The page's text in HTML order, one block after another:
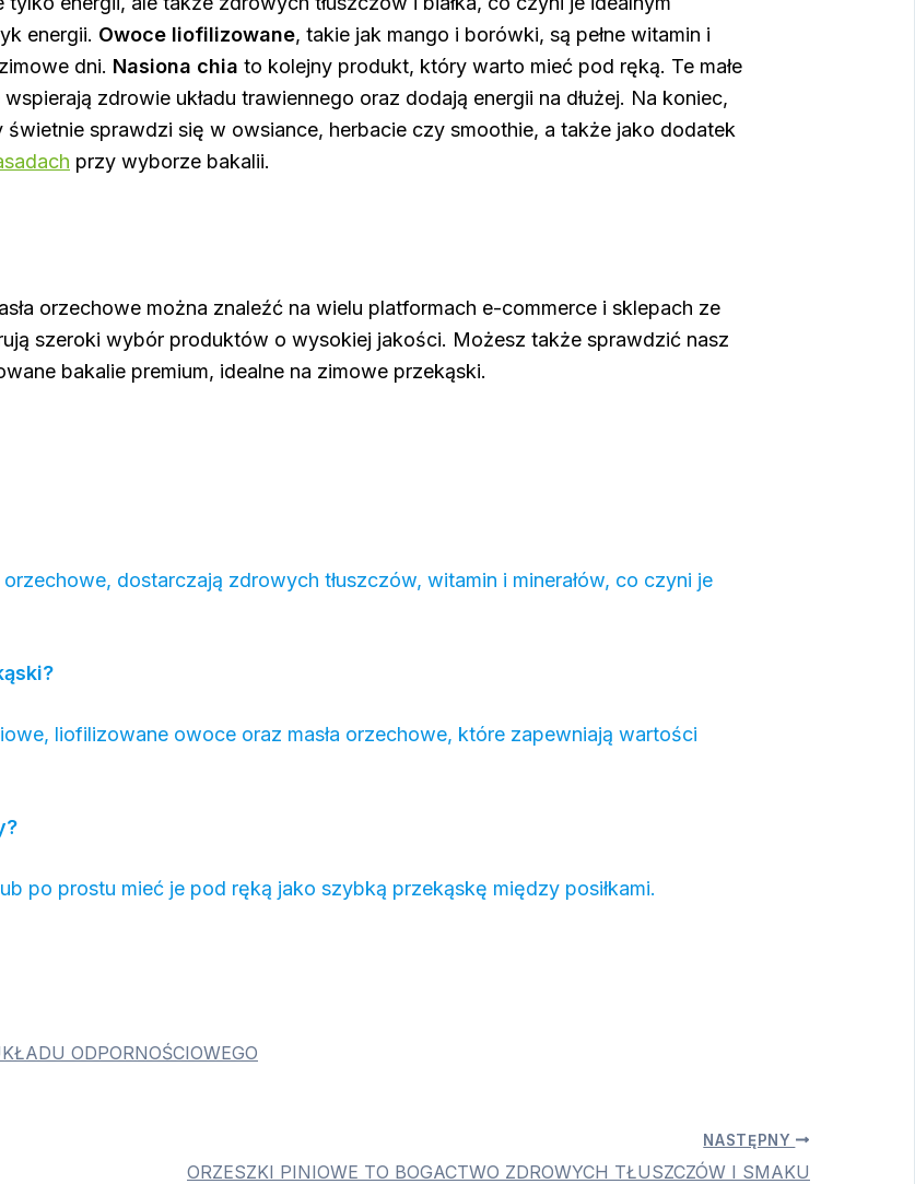
energii. Owoce liofilizowane, takie jak mango i borówki, są pełne witamin i
dni. Nasiona chia to kolejny produkt, który warto mieć pod ręką. Te małe
zdrowie układu trawiennego oraz dodają energii na dłużej. Na koniec,
świetnie sprawdzi się w owsiance, herbacie czy smoothie, a także jako dodatek
przy wyborze bakalii.
orzechowe można znaleźć na wielu platformach e-commerce i sklepach ze
szeroki wybór produktów o wysokiej jakości. Możesz także sprawdzić nasz
bakalie premium, idealne na zimowe przekąski.
dostarczają zdrowych tłuszczów, witamin i minerałów, co czyni je
liofilizowane owoce oraz masła orzechowe, które zapewniają wartości
po prostu mieć je pod ręką jako szybką przekąskę między posiłkami.
ODPORNOŚCIOWEGO
NASTĘPNY
ORZESZKI PINIOWE TO BOGACTWO ZDROWYCH TŁUSZCZÓW I SMAKU